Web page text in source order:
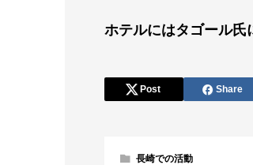
ホテルにはタゴール氏
Post Share
長崎での活動